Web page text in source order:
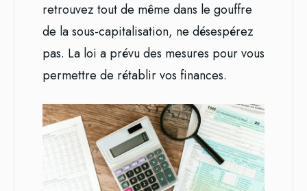
retrouvez tout de même dans le gouffre
de la sous-capitalisation, ne désespérez
pas. La loi a prévu des mesures pour vous
permettre de rétablir vos finances.